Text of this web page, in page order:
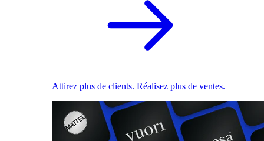
Attirez plus de clients. Réalisez plus de ventes.